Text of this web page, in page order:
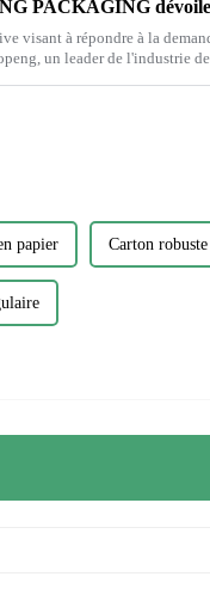
visant à répondre à la
un leader de l'industrie
papier Carton robuste